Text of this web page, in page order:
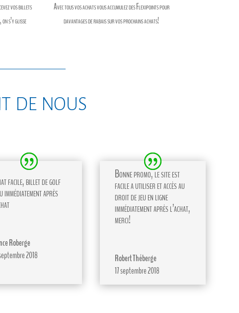
vos billets
s’y glisse
Avec tous vos achats vous accumulez des Flexipoints pour
davantages de rabais sur vos prochains achats!
de nous
facile, billet de golf
immédiatement après
Roberge
2018
Bonne promo, le site est
facile a utiliser et accès au
droit de jeu en ligne
immédiatement après l’achat,
merci!
Robert Théberge
17 septembre 2018